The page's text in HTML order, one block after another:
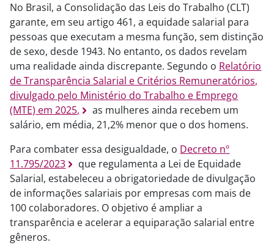
No Brasil, a Consolidação das Leis do Trabalho (CLT)
garante, em seu artigo 461, a equidade salarial para
pessoas que executam a mesma função, sem distinção
de sexo, desde 1943. No entanto, os dados revelam
uma realidade ainda discrepante. Segundo o Relatório
de Transparência Salarial e Critérios Remuneratórios,
divulgado pelo Ministério do Trabalho e Emprego
(MTE) em 2025,
as mulheres ainda recebem um
salário, em média, 21,2% menor que o dos homens.
Para combater essa desigualdade, o Decreto nº
11.795/2023
que regulamenta a Lei de Equidade
Salarial, estabeleceu a obrigatoriedade de divulgação
de informações salariais por empresas com mais de
100 colaboradores. O objetivo é ampliar a
transparência e acelerar a equiparação salarial entre
gêneros.